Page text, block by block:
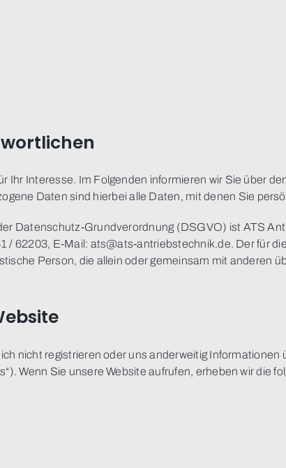
Interesse. Im Folgenden informieren wir Sie über
Daten sind hierbei alle Daten, mit denen Sie
Datenschutz-Grundverordnung (DSGVO) ist ATS
62203, E-Mail: ats@ats-antriebstechnik.de. Der für
Person, die allein oder gemeinsam mit anderen
nicht registrieren oder uns anderweitig Informationen
Wenn Sie unsere Website aufrufen, erheben wir die